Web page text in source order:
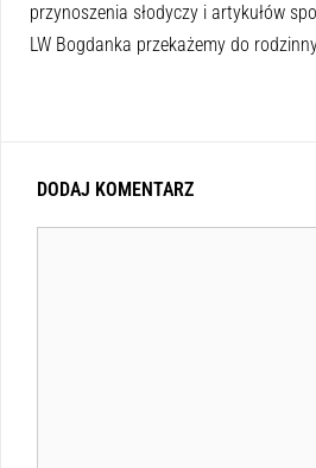
przynoszenia słodyczy i artykułów
LW Bogdanka przekażemy do
DODAJ KOMENTARZ